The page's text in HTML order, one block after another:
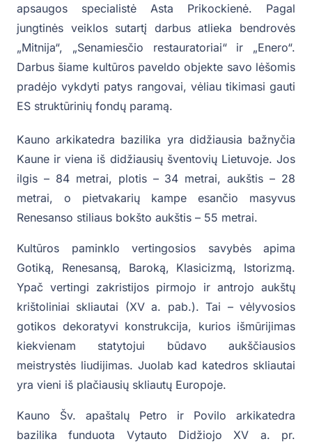
apsaugos specialistė Asta Prikockienė. Pagal
jungtinės veiklos sutartį darbus atlieka bendrovės
„Mitnija“, „Senamiesčio restauratoriai“ ir „Enero“.
Darbus šiame kultūros paveldo objekte savo lėšomis
pradėjo vykdyti patys rangovai, vėliau tikimasi gauti
ES struktūrinių fondų paramą.
Kauno arkikatedra bazilika yra didžiausia bažnyčia
Kaune ir viena iš didžiausių šventovių Lietuvoje. Jos
ilgis – 84 metrai, plotis – 34 metrai, aukštis – 28
metrai, o pietvakarių kampe esančio masyvus
Renesanso stiliaus bokšto aukštis – 55 metrai.
Kultūros paminklo vertingosios savybės apima
Gotiką, Renesansą, Baroką, Klasicizmą, Istorizmą.
Ypač vertingi zakristijos pirmojo ir antrojo aukštų
krištoliniai skliautai (XV a. pab.). Tai – vėlyvosios
gotikos dekoratyvi konstrukcija, kurios išmūrijimas
kiekvienam statytojui būdavo aukščiausios
meistrystės liudijimas. Juolab kad katedros skliautai
yra vieni iš plačiausių skliautų Europoje.
Kauno Šv. apaštalų Petro ir Povilo arkikatedra
bazilika funduota Vytauto Didžiojo XV a. pr.